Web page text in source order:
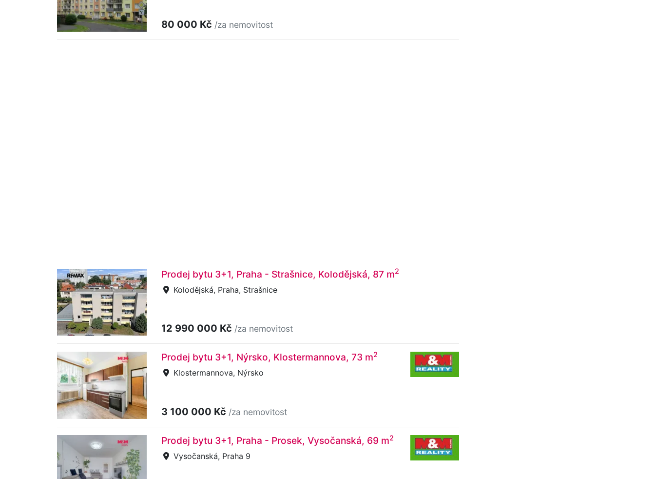
80 000 Kč /za nemovitost
Prodej bytu 3+1, Praha - Strašnice, Kolodějská, 87 m2
Kolodějská, Praha, Strašnice
12 990 000 Kč /za nemovitost
Prodej bytu 3+1, Nýrsko, Klostermannova, 73 m2
Klostermannova, Nýrsko
3 100 000 Kč /za nemovitost
Prodej bytu 3+1, Praha - Prosek, Vysočanská, 69 m2
Vysočanská, Praha 9